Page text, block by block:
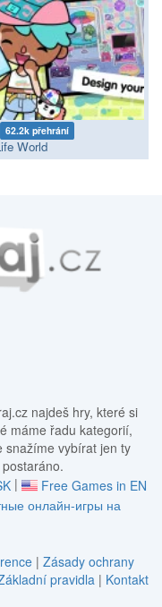
62.2k přehrání
World
najdeš hry, které si
máme řadu kategorií,
snažíme vybírat jen ty
|
Free Games in EN
онлайн-игры на
| Zásady ochrany
pravidla | Kontakt